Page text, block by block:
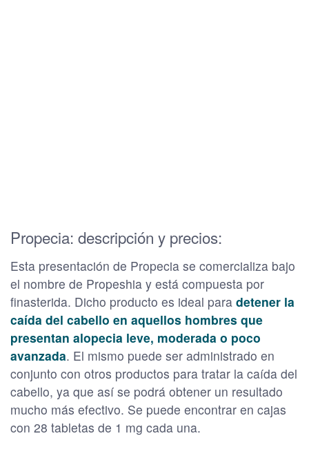
Propecia: descripción y precios:
Esta presentación de Propecia se comercializa bajo
el nombre de Propeshia y está compuesta por
finasterida. Dicho producto es ideal para detener la
caída del cabello en aquellos hombres que
presentan alopecia leve, moderada o poco
avanzada. El mismo puede ser administrado en
conjunto con otros productos para tratar la caída del
cabello, ya que así se podrá obtener un resultado
mucho más efectivo. Se puede encontrar en cajas
con 28 tabletas de 1 mg cada una.